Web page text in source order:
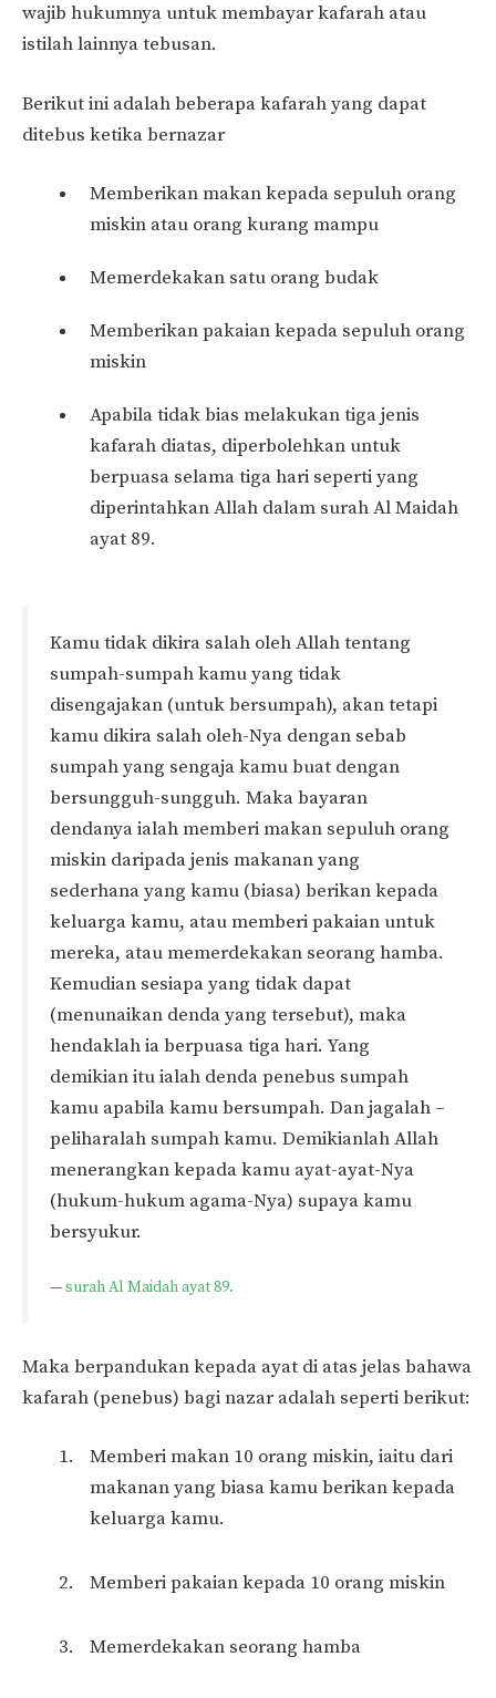
wajib hukumnya untuk membayar kafarah atau
istilah lainnya tebusan.
Berikut ini adalah beberapa kafarah yang dapat
ditebus ketika bernazar
Memberikan makan kepada sepuluh orang
miskin atau orang kurang mampu
Memerdekakan satu orang budak
Memberikan pakaian kepada sepuluh orang
miskin
Apabila tidak bias melakukan tiga jenis
kafarah diatas, diperbolehkan untuk
berpuasa selama tiga hari seperti yang
diperintahkan Allah dalam surah Al Maidah
ayat 89.
Kamu tidak dikira salah oleh Allah tentang
sumpah-sumpah kamu yang tidak
disengajakan (untuk bersumpah), akan tetapi
kamu dikira salah oleh-Nya dengan sebab
sumpah yang sengaja kamu buat dengan
bersungguh-sungguh. Maka bayaran
dendanya ialah memberi makan sepuluh orang
miskin daripada jenis makanan yang
sederhana yang kamu (biasa) berikan kepada
keluarga kamu, atau memberi pakaian untuk
mereka, atau memerdekakan seorang hamba.
Kemudian sesiapa yang tidak dapat
(menunaikan denda yang tersebut), maka
hendaklah ia berpuasa tiga hari. Yang
demikian itu ialah denda penebus sumpah
kamu apabila kamu bersumpah. Dan jagalah –
peliharalah sumpah kamu. Demikianlah Allah
menerangkan kepada kamu ayat-ayat-Nya
(hukum-hukum agama-Nya) supaya kamu
bersyukur.
—surah Al Maidah ayat 89.
Maka berpandukan kepada ayat di atas jelas bahawa
kafarah (penebus) bagi nazar adalah seperti berikut:
Memberi makan 10 orang miskin, iaitu dari
makanan yang biasa kamu berikan kepada
keluarga kamu.
Memberi pakaian kepada 10 orang miskin
Memerdekakan seorang hamba